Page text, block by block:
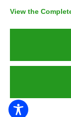
P.IVA
View the